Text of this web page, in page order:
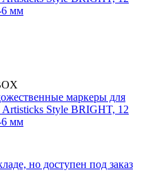
маркеры для
Artisticks Style BRIGHT, 12
6 мм
но доступен под заказ